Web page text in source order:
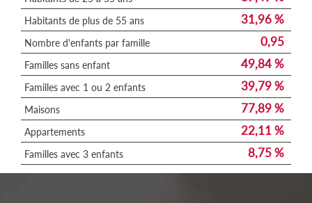
Habitants de plus de 55 ans 31,96 %
Nombre d'enfants par famille 0,95
Familles sans enfant 49,84 %
Familles avec 1 ou 2 enfants 39,79 %
Maisons 77,89 %
Appartements 22,11 %
Familles avec 3 enfants 8,75 %